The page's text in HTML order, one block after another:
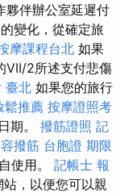
夥伴辦公室延遲付
變化，從確定旅
摩課程台北 如果
VII/2所述支付悲傷
臺北 如果您的旅行
鬆推薦 按摩證照考
期。 撥筋證照 記
撥筋 台胞證 期限
使用。 記帳士 報
，以便您可以親